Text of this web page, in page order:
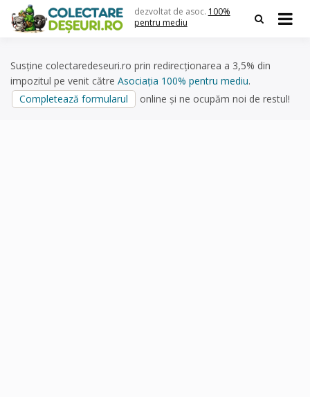
content
dezvoltat de asoc. 100%
pentru mediu
Susține colectaredeseuri.ro prin redirecționarea a 3,5% din
impozitul pe venit către Asociația 100% pentru mediu.
Completează formularul
online și ne ocupăm noi de restul!